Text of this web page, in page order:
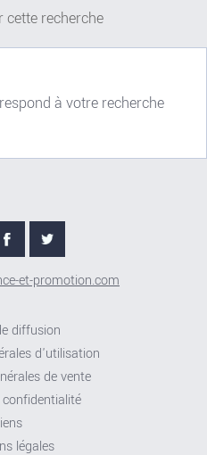
cette recherche
à votre recherche
et-promotion.com
diffusion
d'utilisation
de vente
légales